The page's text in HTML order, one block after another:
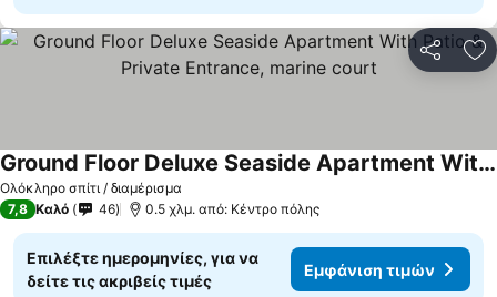
Ολόκληρο σπίτι / διαμέρισμα
Ground Floor Deluxe Seaside Apartment With Patio & Private Entrance, marine court
Εμφάνιση τιμών
7,8 Καλό 46 0.5 χλμ. από: Κέντρο πόλης
Επιλέξτε ημερομηνίες, για να
δείτε τις ακριβείς τιμές
Εμφάνιση τιμών